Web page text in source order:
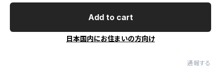
Add to cart
日本国内にお住まいの方向け
通報する